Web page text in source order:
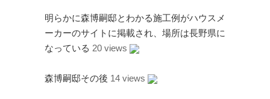
谷根千 通販サイト 障
明らかに森博嗣邸とわかる施工例がハウスメ
ーカーのサイトに掲載され、場所は長野県に
なっている 20 views
森博嗣邸その後 14 views